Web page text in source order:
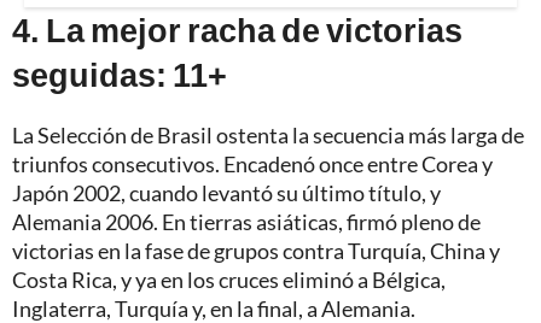
4. La mejor racha de victorias
seguidas: 11+
La Selección de Brasil ostenta la secuencia más larga de
triunfos consecutivos. Encadenó once entre Corea y
Japón 2002, cuando levantó su último título, y
Alemania 2006. En tierras asiáticas, firmó pleno de
victorias en la fase de grupos contra Turquía, China y
Costa Rica, y ya en los cruces eliminó a Bélgica,
Inglaterra, Turquía y, en la final, a Alemania.